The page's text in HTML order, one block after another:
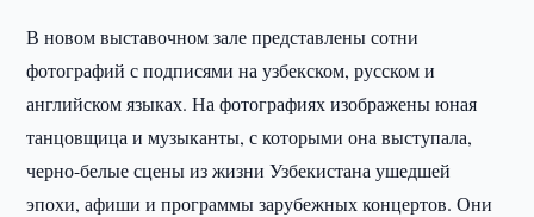
В новом выставочном зале представлены сотни
фотографий с подписями на узбекском, русском и
английском языках. На фотографиях изображены юная
танцовщица и музыканты, с которыми она выступала,
черно-белые сцены из жизни Узбекистана ушедшей
эпохи, афиши и программы зарубежных концертов. Они